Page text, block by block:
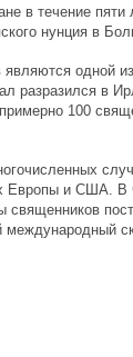
в течение пяти
нунция в
одной
разразился в
100
Европы и США. В
священников
международный